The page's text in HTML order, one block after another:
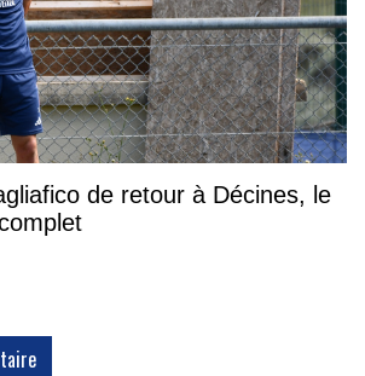
de retour à Décines, le